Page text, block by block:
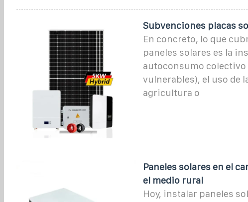
Subvenciones placas
En concreto, lo que
paneles solares es la
autoconsumo
vulnerables), el uso de
agricultura o
Paneles solares en el
el medio rural
Hoy, instalar paneles